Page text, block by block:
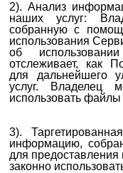
2). Анализ
наших услуг:
собранную с
использования
об
отслеживает, как
для дальнейшего
услуг. Владелец
использовать
3).
информацию,
для
законно